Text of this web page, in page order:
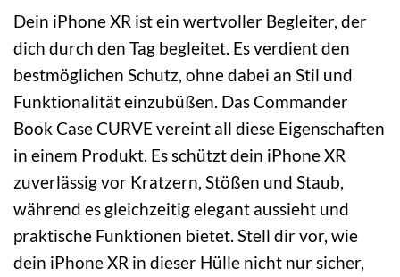
Dein iPhone XR ist ein wertvoller Begleiter, der
dich durch den Tag begleitet. Es verdient den
bestmöglichen Schutz, ohne dabei an Stil und
Funktionalität einzubüßen. Das Commander
Book Case CURVE vereint all diese Eigenschaften
in einem Produkt. Es schützt dein iPhone XR
zuverlässig vor Kratzern, Stößen und Staub,
während es gleichzeitig elegant aussieht und
praktische Funktionen bietet. Stell dir vor, wie
dein iPhone XR in dieser Hülle nicht nur sicher,